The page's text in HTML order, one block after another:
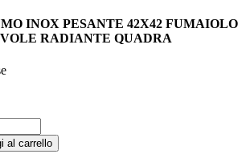
INOX PESANTE 42X42 FUMAIOLO
RADIANTE QUADRA
al carrello